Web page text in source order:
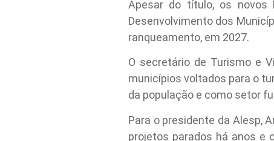
Apesar do título, os novos
Desenvolvimento dos
ranqueamento, em 2027.
O secretário de Turismo e
municípios voltados para o
da população e como setor
Para o presidente da Alesp,
projetos parados há anos e